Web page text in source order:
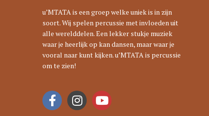
u’MTATA is een groep welke uniek is in zijn
soort. Wij spelen percussie met invloeden uit
alle werelddelen. Een lekker stukje muziek
waar je heerlijk op kan dansen, maar waar je
vooral naar kunt kijken. u’MTATA is percussie
om te zien!